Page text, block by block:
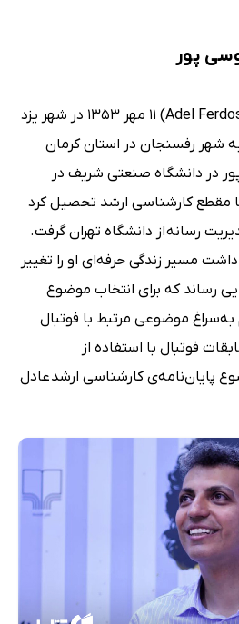
پور
عادل فردوسی پور (Adel Ferdosipour) 11 مهر 1353 در شهر یزد
به شهر رفسنجان در استان کرمان
در دانشگاه صنعتی شریف در
مقطع کارشناسی ارشد تحصیل کرد
رسانه‌ از دانشگاه تهران گرفت.
مسیر زندگی حرفه‌ای او را تغییر
رساند که برای انتخاب موضوع
موضوعی مرتبط با فوتبال
فوتبال با استفاده‌ از
پایان‌نامه‌ی کارشناسی ارشد عادل